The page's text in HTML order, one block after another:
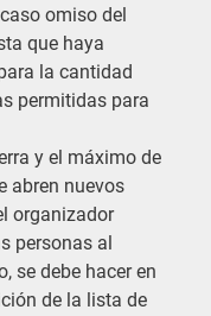
omiso del
que haya
la cantidad
permitidas para
y el máximo de
abren nuevos
organizador
personas al
se debe hacer en
de la lista de